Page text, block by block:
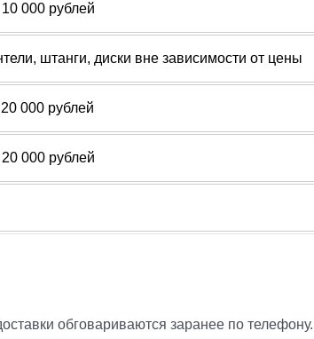
000 рублей
штанги, диски вне зависимости от цены
000 рублей
000 рублей
обговариваются заранее по телефону.